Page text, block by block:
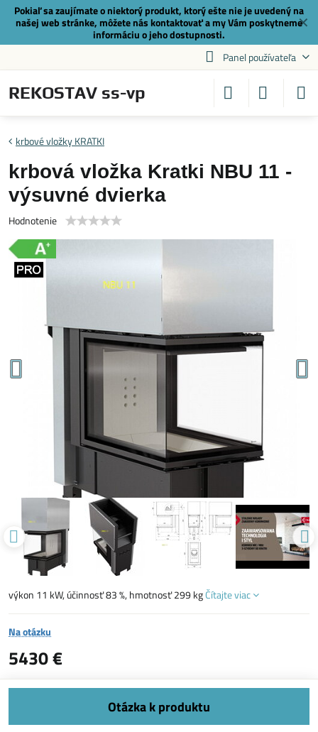
✕
Pokiaľ sa zaujímate o niektorý produkt, ktorý ešte nie je uvedený na
našej web stránke, môžete nás kontaktovaťa my Vám poskytneme
informáciu o jeho dostupnosti.
Panel používateľa
REKOSTAV ss-vp
krbové vložky KRATKI
krbová vložka Kratki NBU 11 -
výsuvné dvierka
Hodnotenie
výkon 11 kW, účinnosť 83 %, hmotnosť 299 kgČítajte viac
Na otázku
5430 €